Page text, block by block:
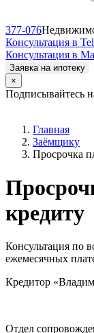
377-076
Консультация в
Консультация в
Заявка на ипотеку
×
Подписывайтесь
Главная
Заёмщику
Просрочка
кредиту
Консультация по
ежемесячных
Кредитор
Отдел